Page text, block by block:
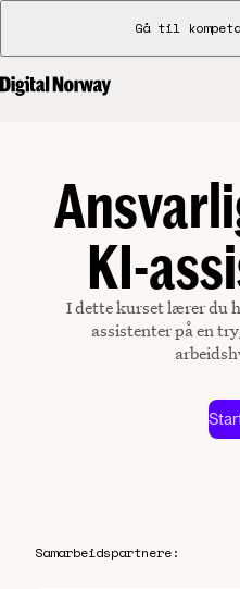
Gå til
KI-
I dette kurset lærer du
assistenter på en
Samarbeidspartnere: